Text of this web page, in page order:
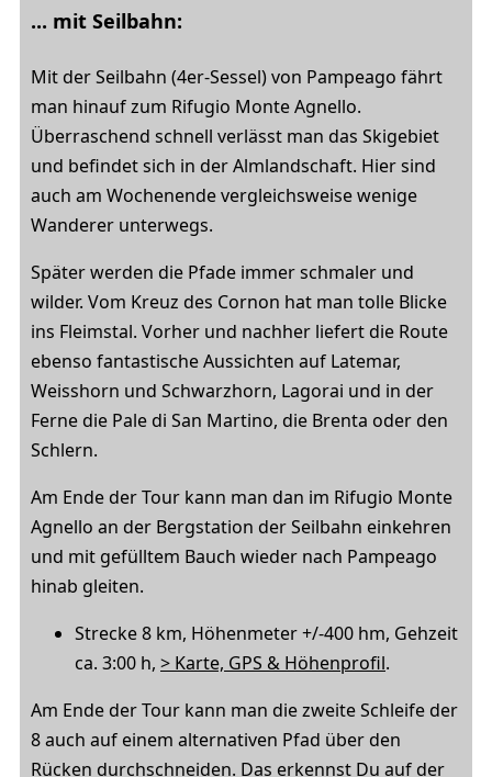
... mit Seilbahn:
Mit der Seilbahn (4er-Sessel) von Pampeago fährt
man hinauf zum Rifugio Monte Agnello.
Überraschend schnell verlässt man das Skigebiet
und befindet sich in der Almlandschaft. Hier sind
auch am Wochenende vergleichsweise wenige
Wanderer unterwegs.
Später werden die Pfade immer schmaler und
wilder. Vom Kreuz des Cornon hat man tolle Blicke
ins Fleimstal. Vorher und nachher liefert die Route
ebenso fantastische Aussichten auf Latemar,
Weisshorn und Schwarzhorn, Lagorai und in der
Ferne die Pale di San Martino, die Brenta oder den
Schlern.
Am Ende der Tour kann man dan im Rifugio Monte
Agnello an der Bergstation der Seilbahn einkehren
und mit gefülltem Bauch wieder nach Pampeago
hinab gleiten.
Strecke 8 km, Höhenmeter +/-400 hm, Gehzeit
ca. 3:00 h, > Karte, GPS & Höhenprofil.
Am Ende der Tour kann man die zweite Schleife der
8 auch auf einem alternativen Pfad über den
Rücken durchschneiden. Das erkennst Du auf der